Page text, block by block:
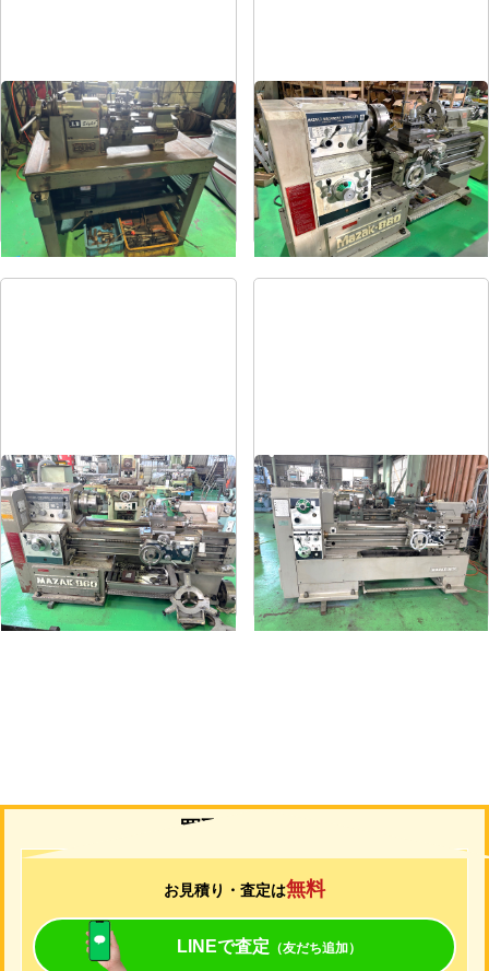
卓上旋盤
メーカー エグロ
形 式LB8-4B
式1973
6尺旋盤
メーカー マザック
形 式MK-860S
年 式1989
6尺旋盤
メーカー マザック
形 式MK-860S
年 式1989
7尺旋盤
メーカー 山崎
形 式MAZAK-ACE-1000
年 式1976
買取について
お見積り・査定は無料
LINEで査定 （友だち追加）